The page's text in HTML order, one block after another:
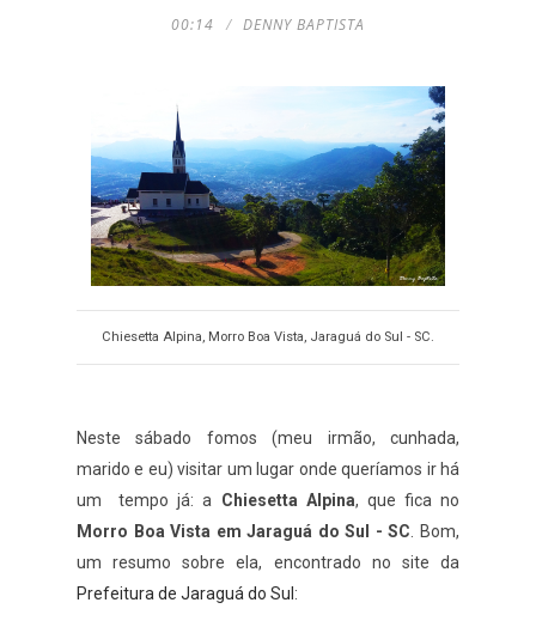
00:14 DENNY BAPTISTA
Chiesetta Alpina, Morro Boa Vista, Jaraguá do Sul - SC.
Neste sábado fomos (meu irmão, cunhada,
marido e eu) visitar um lugar onde queríamos ir há
um tempo já: a Chiesetta Alpina, que fica no
Morro Boa Vista em Jaraguá do Sul - SC . Bom,
um resumo sobre ela, encontrado no site da
Prefeitura de Jaraguá do Sul :